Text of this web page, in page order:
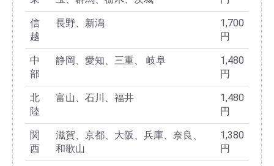
信
越
長野、新潟
1,700
円
中
部
静岡、愛知、三重、 岐阜
1,480
円
北
陸
富山、石川、福井
1,480
円
関
西
滋賀、京都、大阪、兵庫、奈良、
和歌山
1,380
円